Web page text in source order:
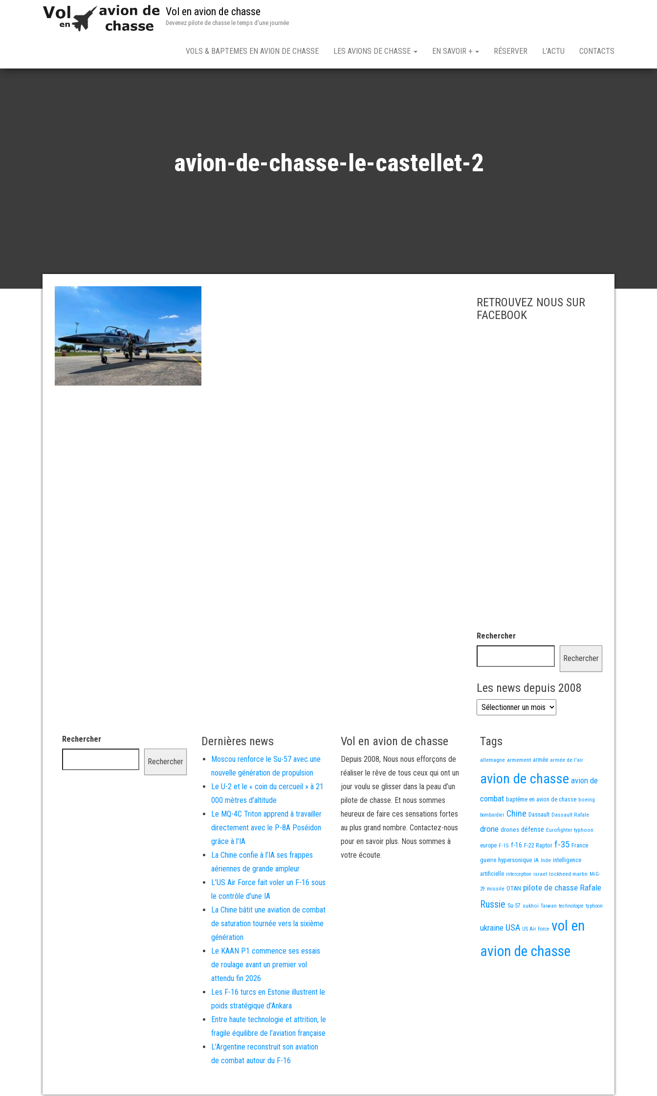
Vol en avion de chasse
Devenez pilote de chasse le temps d'une journée
VOLS & BAPTEMES EN AVION DE CHASSE LES AVIONS DE CHASSE EN SAVOIR + RÉSERVER L’ACTU CONTACTS
avion-de-chasse-le-castellet-2
RETROUVEZ NOUS SUR
FACEBOOK
Rechercher
Rechercher
Les news depuis 2008
Les news depuis 2008
Rechercher
Rechercher
Dernières news
Moscou renforce le Su-57 avec une
nouvelle génération de propulsion
Le U-2 et le « coin du cercueil » à 21
000 mètres d’altitude
Le MQ-4C Triton apprend à travailler
directement avec le P-8A Poséidon
grâce à l’IA
La Chine confie à l’IA ses frappes
aériennes de grande ampleur
L’US Air Force fait voler un F-16 sous
le contrôle d’une IA
La Chine bâtit une aviation de combat
de saturation tournée vers la sixième
génération
Le KAAN P1 commence ses essais
de roulage avant un premier vol
attendu fin 2026
Les F-16 turcs en Estonie illustrent le
poids stratégique d’Ankara
Entre haute technologie et attrition, le
fragile équilibre de l’aviation française
L’Argentine reconstruit son aviation
de combat autour du F-16
Vol en avion de chasse
Depuis 2008, Nous nous efforçons de
réaliser le rêve de tous ceux qui ont un
jour voulu se glisser dans la peau d’un
pilote de chasse. Et nous sommes
heureux de faire ces sensations fortes
au plus grand nombre. Contactez-nous
pour en savoir plus. Nous sommes à
votre écoute.
Tags
allemagne armement armée armée de l'air
avion de chasse avion de
combat baptême en avion de chasse boeing
bombardier Chine Dassault Dassault Rafale
drone drones défense Eurofighter typhoon
europe F-15 f-16 F-22 Raptor f-35 France
guerre hypersonique IA Inde intelligence
artificielle interception israel lockheed martin MiG-
29 missile OTAN pilote de chasse Rafale
Russie Su-57 sukhoi Taiwan technologie typhoon
ukraine USA US Air Force vol en
avion de chasse